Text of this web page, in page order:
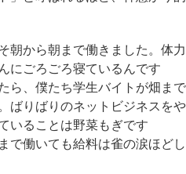
朝から朝まで働きました。体力
にごろごろ寝ているんです
ら、僕たち学生バイトが畑まで
ばりばりのネットビジネスをや
いることは野菜もぎです
で働いても給料は雀の涙ほどし